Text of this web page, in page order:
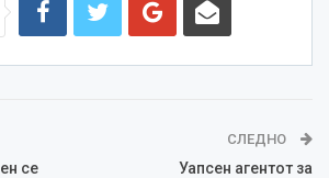
се
СЛЕДНО
Уапсен агентот за